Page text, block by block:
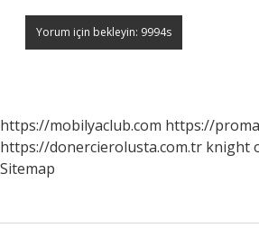
https://mobilyaclub.com https://
https://donercierolusta.com.tr knight
Sitemap